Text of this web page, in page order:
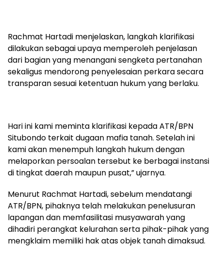
Rachmat Hartadi menjelaskan, langkah klarifikasi
dilakukan sebagai upaya memperoleh penjelasan
dari bagian yang menangani sengketa pertanahan
sekaligus mendorong penyelesaian perkara secara
transparan sesuai ketentuan hukum yang berlaku.
Hari ini kami meminta klarifikasi kepada ATR/BPN
Situbondo terkait dugaan mafia tanah. Setelah ini
kami akan menempuh langkah hukum dengan
melaporkan persoalan tersebut ke berbagai instansi
di tingkat daerah maupun pusat,” ujarnya.
Menurut Rachmat Hartadi, sebelum mendatangi
ATR/BPN, pihaknya telah melakukan penelusuran
lapangan dan memfasilitasi musyawarah yang
dihadiri perangkat kelurahan serta pihak-pihak yang
mengklaim memiliki hak atas objek tanah dimaksud.